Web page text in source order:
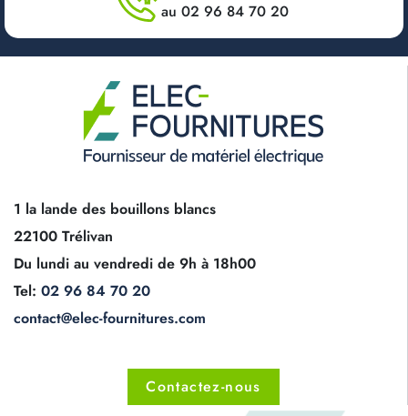
au 02 96 84 70 20
1 la lande des bouillons blancs
22100 Trélivan
Du lundi au vendredi de 9h à 18h00
Tel: 02 96 84 70 20
contact@elec-fournitures.com
Contactez-nous